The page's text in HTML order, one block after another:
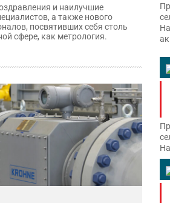
и наилучшие
а также нового
посвятивших себя столь
сфере, как метрология.